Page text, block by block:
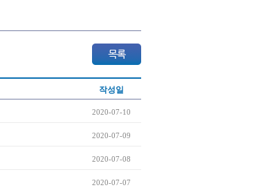
작성일
2020-07-10
2020-07-09
2020-07-08
2020-07-07